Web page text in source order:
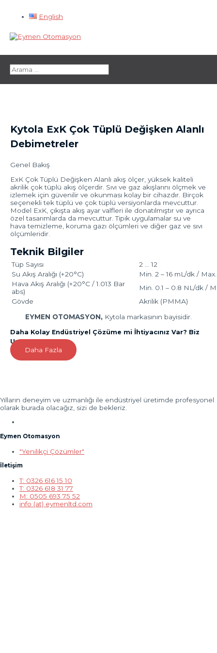
English
menü
Search
Kytola ExK Çok Tüplü Değişken Alanlı
Debimetreler
Genel Bakış
ExK Çok Tüplü Değişken Alanlı akış ölçer, yüksek kaliteli
akrilik çok tüplü akış ölçerdir. Sıvı ve gaz akışlarını ölçmek ve
izlemek için güvenilir ve okunması kolay bir cihazdır. Birçok
seçenekli tek tüplü ve çok tüplü versiyonlarda mevcuttur.
Model ExK, çıkışta akış ayar valfleri ile donatılmıştır ve ayrıca
özel tasarımlarda da mevcuttur. Tipik uygulamalar su ve
hava temizleme, koruma gazı ölçümleri ve diğer gaz ve sıvı
ölçümleridir.
Teknik Bilgiler
Tüp Sayısı
2 … 12
Su Akış Aralığı (+20°C)
Min. 2 – 16 mL/dk /
Hava Akış Aralığı (+20°C / 1.013 Bar
abs)
Min. 0.1 – 0.8 NL/dk /
Gövde
Akrilik (PMMA)
EYMEN OTOMASYON, Kytola markasının bayisidir.
Daha Kolay Endüstriyel Çözüme mi İhtiyacınız Var? Biz
Uzmanız!
Daha Fazla
Yılların deneyim ve uzmanlığı ile endüstriyel üretimde profesyonel
olarak burada olacağız, sizi de bekleriz.
Eymen Otomasyon
"Yenilikçi Çözümler"
İletişim
T: 0326 616 15 10
T: 0326 618 31 77
M: 0505 693 75 52
info (at) eymenltd.com